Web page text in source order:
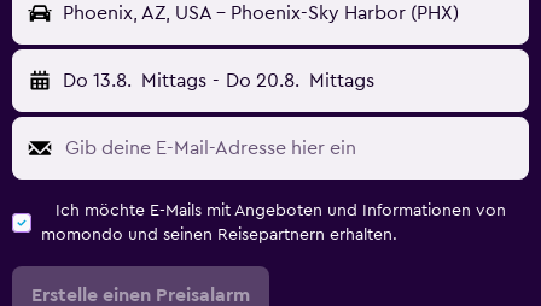
Phoenix, AZ, USA - Phoenix-Sky Harbor (PHX)
Do 13.8. Mittags - Do 20.8. Mittags
Ich möchte E-Mails mit Angeboten und Informationen von
momondo und seinen Reisepartnern erhalten.
Erstelle einen Preisalarm